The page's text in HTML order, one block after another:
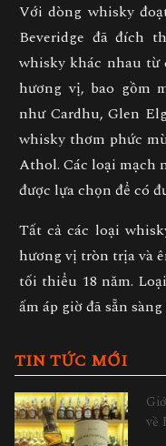
Với dòng whisky
Beveridge đã đích
whisky khác nhau
hương vị, bao gồm
như Cardhu, Glen
whisky thơm phức
Athol. Các loại mạch
được lựa chọn để có
Tất cả các loại
hương vị tròn trịa và
tối thiểu 18 năm.
ấm áp giờ đã sẵn
TIN TỨC MỚI
về